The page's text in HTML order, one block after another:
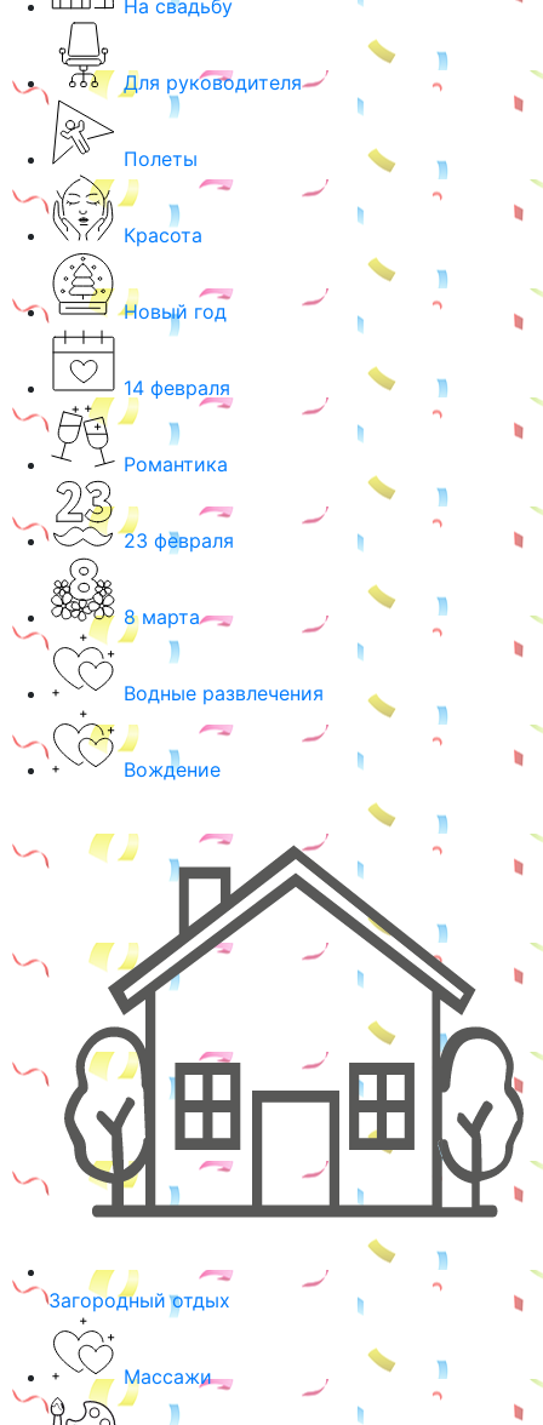
На свадьбу
Для руководителя
Полеты
Красота
Новый год
14 февраля
Романтика
23 февраля
8 марта
Водные развлечения
Вождение
Загородный отдых
Массажи